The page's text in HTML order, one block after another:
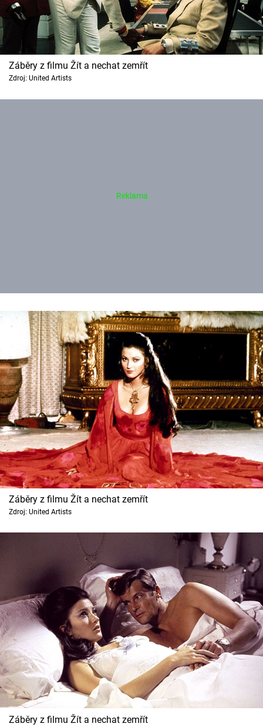
Záběry z filmu Žít a nechat zemřít
Zdroj: United Artists
Záběry z filmu Žít a nechat zemřít
Zdroj: United Artists
Záběry z filmu Žít a nechat zemřít